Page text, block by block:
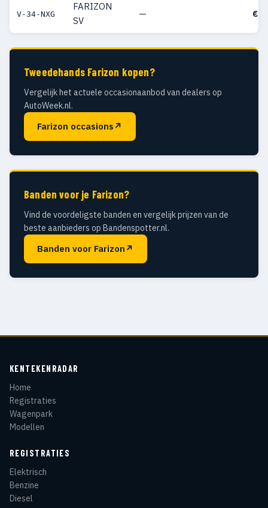
V-34-NXG
FARIZON
SV
— €
Tweedehands Farizon kopen?
Vergelijk het actuele occasionaanbod van dealers op
AutoWeek.nl.
Farizon occasions ↗
Banden voor je Farizon?
Vind de voordeligste banden en vergelijk prijzen van de
beste aanbieders op Bandenspotter.nl.
Banden voor Farizon ↗
KENTEKENRADAR
Home
Registraties
Wagenpark
Modellen
REGISTRATIES
Elektrisch
Benzine
Diesel